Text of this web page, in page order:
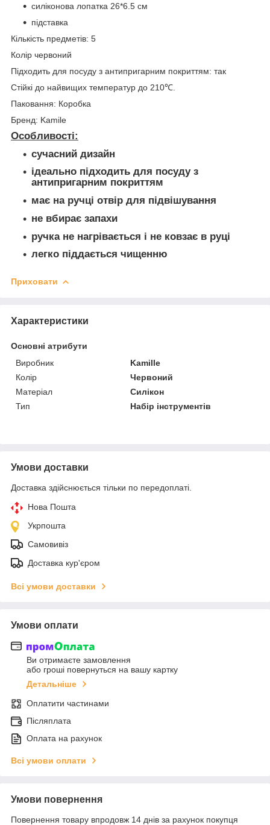
силіконова лопатка 26*6.5 см
підставка
Кількість предметів: 5
Колір червоний
Підходить для посуду з антипригарним покриттям: так
Стійкі до найвищих температур до 210℃.
Паковання: Коробка
Бренд: Kamile
Особливості:
сучасний дизайн
ідеально підходить для посуду з
антипригарним покриттям
має на ручці отвір для підвішування
не вбирає запахи
ручка не нагрівається і не ковзає в руці
легко піддається чищенню
Приховати
Характеристики
Основні атрибути
Виробник
Kamille
Колір
Червоний
Матеріал
Силікон
Тип
Набір інструментів
Умови доставки
Доставка здійснюється тільки по передоплаті.
Нова Пошта
Укрпошта
Самовивіз
Доставка кур'єром
Всі умови доставки
Умови оплати
Ви отримаєте замовлення
або гроші повернуться на вашу картку
Детальніше
Оплатити частинами
Післяплата
Оплата на рахунок
Всі умови оплати
Умови повернення
Повернення товару впродовж 14 днів за рахунок покупця